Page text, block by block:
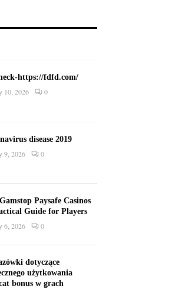
https://fdfd.com/
10, 2026 0
disease 2019
9, 2026 0
Paysafe Casinos
Guide for Players
6, 2026 0
dotyczące
użytkowania
bonus w grach